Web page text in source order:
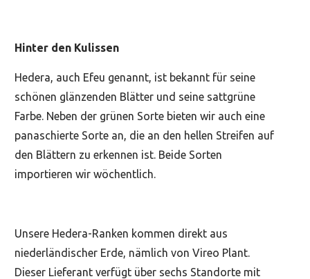
Hinter den Kulissen
Hedera, auch Efeu genannt, ist bekannt für seine
schönen glänzenden Blätter und seine sattgrüne
Farbe. Neben der grünen Sorte bieten wir auch eine
panaschierte Sorte an, die an den hellen Streifen auf
den Blättern zu erkennen ist. Beide Sorten
importieren wir wöchentlich.
Unsere Hedera-Ranken kommen direkt aus
niederländischer Erde, nämlich von Vireo Plant.
Dieser Lieferant verfügt über sechs Standorte mit